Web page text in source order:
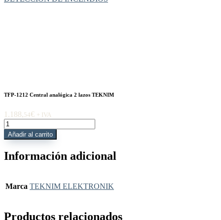
TFP-1212 Central analógica 2 lazos TEKNIM
1.188,54€ + IVA
TFP-
1212
Central
2
cantidad
Añadir al carrito
Información adicional
Marca TEKNIM ELEKTRONIK
Productos relacionados